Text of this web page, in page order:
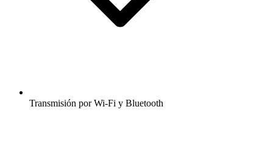
Transmisión por Wi-Fi y Bluetooth